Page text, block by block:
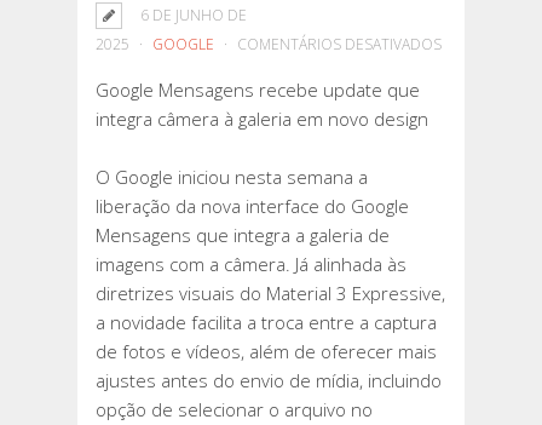
6 DE JUNHO DE
2025
GOOGLE COMENTÁRIOS DESATIVADOSEM
GALERIA
Google Mensagens recebe update que
integra câmera à galeria em novo design
O Google iniciou nesta semana a
liberação da nova interface do Google
Mensagens que integra a galeria de
imagens com a câmera. Já alinhada às
diretrizes visuais do Material 3 Expressive,
a novidade facilita a troca entre a captura
de fotos e vídeos, além de oferecer mais
ajustes antes do envio de mídia, incluindo
opção de selecionar o arquivo no